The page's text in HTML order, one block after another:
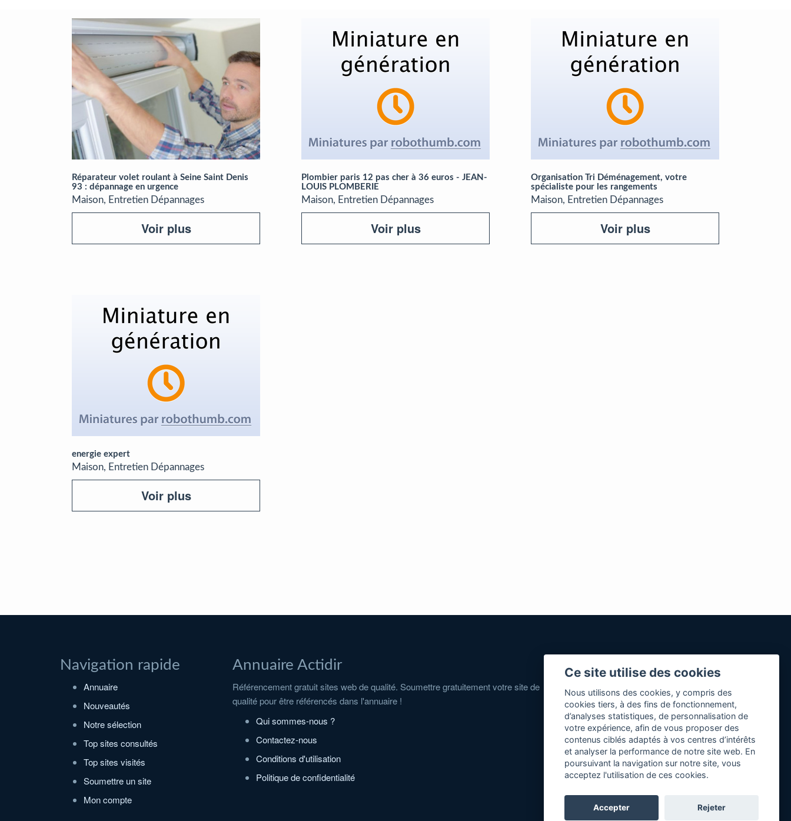
Réparateur volet roulant à Seine Saint Denis
93 : dépannage en urgence
Maison, Entretien Dépannages
Voir plus
Plombier paris 12 pas cher à 36 euros - JEAN-
LOUIS PLOMBERIE
Maison, Entretien Dépannages
Voir plus
Organisation Tri Déménagement, votre
spécialiste pour les rangements
Maison, Entretien Dépannages
Voir plus
energie expert
Maison, Entretien Dépannages
Voir plus
Navigation rapide
Annuaire
Nouveautés
Notre sélection
Top sites consultés
Top sites visités
Soumettre un site
Mon compte
Annuaire Actidir
Référencement gratuit sites web de qualité. Soumettre gratuitement votre site de
qualité pour être référencés dans l'annuaire !
Qui sommes-nous ?
Contactez-nous
Conditions d'utilisation
Politique de confidentialité
Partenaires
Zone Annonces Gratuites
Locations vacances entre
particuliers
Ruedesvacances
Crédit photos
Ce site utilise des cookies
Nous utilisons des cookies, y compris des
cookies tiers, à des fins de fonctionnement,
d’analyses statistiques, de personnalisation de
votre expérience, afin de vous proposer des
contenus ciblés adaptés à vos centres d’intérêts
et analyser la performance de notre site web. En
poursuivant la navigation sur notre site, vous
acceptez l'utilisation de ces cookies.
Accepter Rejeter